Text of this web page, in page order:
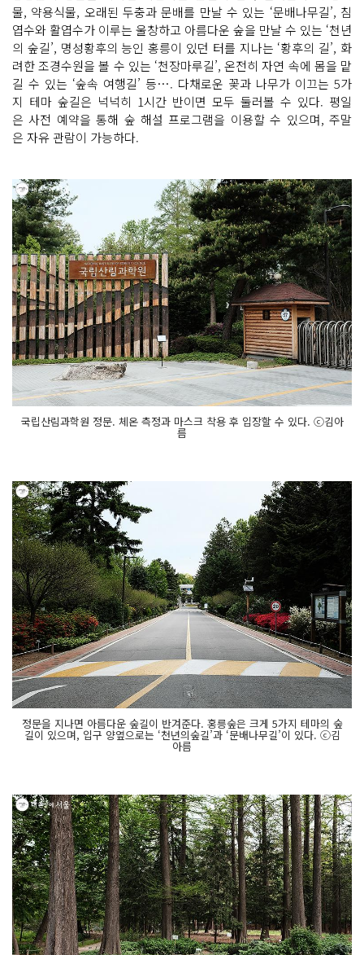
물, 약용식물, 오래된 두충과 문배를 만날 수 있는 ‘문배나무길’, 침
엽수와 활엽수가 이루는 울창하고 아름다운 숲을 만날 수 있는 ‘천년
의 숲길’, 명성황후의 능인 홍릉이 있던 터를 지나는 ‘황후의 길’, 화
려한 조경수원을 볼 수 있는 ‘천장마루길’, 온전히 자연 속에 몸을 맡
길 수 있는 ‘숲속 여행길’ 등…. 다채로운 꽃과 나무가 이끄는 5가
지 테마 숲길은 넉넉히 1시간 반이면 모두 둘러볼 수 있다. 평일
은 사전 예약을 통해 숲 해설 프로그램을 이용할 수 있으며, 주말
은 자유 관람이 가능하다.
국립산림과학원 정문. 체온 측정과 마스크 착용 후 입장할 수 있다. ⓒ김아
름
정문을 지나면 아름다운 숲길이 반겨준다. 홍릉숲은 크게 5가지 테마의 숲
길이 있으며, 입구 양옆으로는 ‘천년의숲길’과 ‘문배나무길’이 있다. ⓒ김
아름